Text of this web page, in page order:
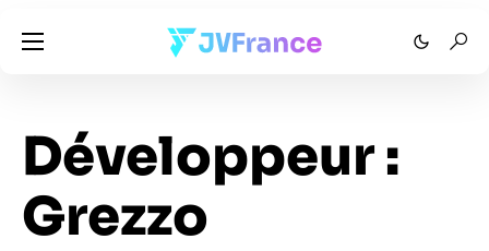
Développeur :
Grezzo